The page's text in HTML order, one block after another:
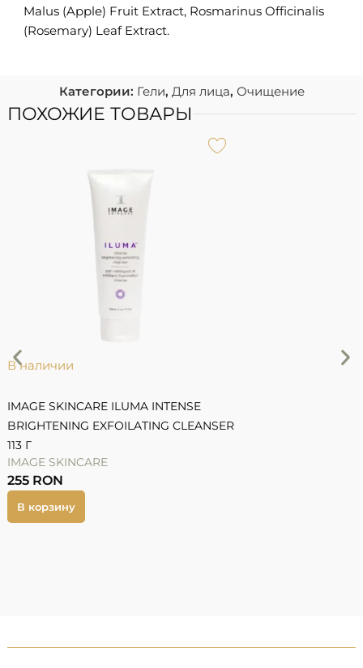
Malus (Apple) Fruit Extract, Rosmarinus Officinalis
(Rosemary) Leaf Extract.
Категории: Гели, Для лица, Очищение
ПОХОЖИЕ ТОВАРЫ
В наличии
IMAGE SKINCARE ILUMA INTENSE
BRIGHTENING EXFOILATING CLEANSER
113 Г
IMAGE SKINCARE
255 RON
В корзину